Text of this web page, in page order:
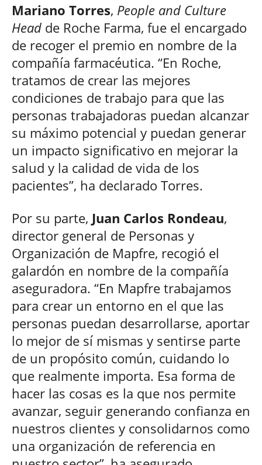
Mariano Torres, People and Culture
Head de Roche Farma, fue el encargado
de recoger el premio en nombre de la
compañía farmacéutica. “En Roche,
tratamos de crear las mejores
condiciones de trabajo para que las
personas trabajadoras puedan alcanzar
su máximo potencial y puedan generar
un impacto significativo en mejorar la
salud y la calidad de vida de los
pacientes”, ha declarado Torres.
Por su parte, Juan Carlos Rondeau,
director general de Personas y
Organización de Mapfre, recogió el
galardón en nombre de la compañía
aseguradora. “En Mapfre trabajamos
para crear un entorno en el que las
personas puedan desarrollarse, aportar
lo mejor de sí mismas y sentirse parte
de un propósito común, cuidando lo
que realmente importa. Esa forma de
hacer las cosas es la que nos permite
avanzar, seguir generando confianza en
nuestros clientes y consolidarnos como
una organización de referencia en